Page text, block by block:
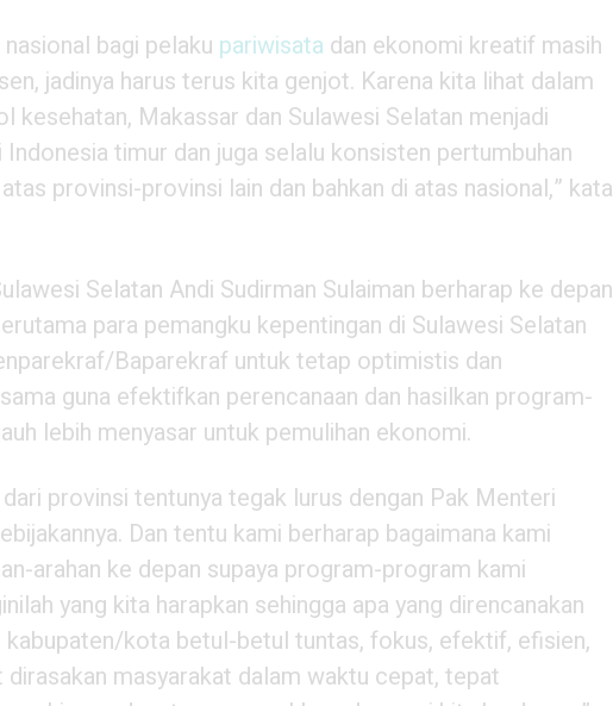
bagi pelaku pariwisata dan ekonomi kreatif masih
jadinya harus terus kita genjot. Karena kita lihat dalam
kesehatan, Makassar dan Sulawesi Selatan menjadi
timur dan juga selalu konsisten pertumbuhan
provinsi-provinsi lain dan bahkan di atas nasional,” kata
Selatan Andi Sudirman Sulaiman berharap ke depan
para pemangku kepentingan di Sulawesi Selatan
Baparekraf untuk tetap optimistis dan
guna efektifkan perencanaan dan hasilkan program-
lebih menyasar untuk pemulihan ekonomi.
dari provinsi tentunya tegak lurus dengan Pak Menteri
Dan tentu kami berharap bagaimana kami
arahan ke depan supaya program-program kami
yang kita harapkan sehingga apa yang direncanakan
kabupaten/kota betul-betul tuntas, fokus, efektif, efisien,
dirasakan masyarakat dalam waktu cepat, tepat